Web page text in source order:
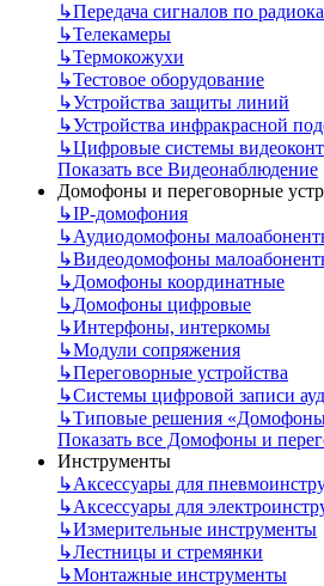
↳Передача сигналов по
↳Телекамеры
↳Термокожухи
↳Тестовое оборудование
↳Устройства защиты линий
↳Устройства инфракрасной
↳Цифровые системы
Показать все Видеонаблюдение
Домофоны и переговорные
↳IP-домофония
↳Аудиодомофоны
↳Видеодомофоны
↳Домофоны координатные
↳Домофоны цифровые
↳Интерфоны, интеркомы
↳Модули сопряжения
↳Переговорные устройства
↳Системы цифровой записи
↳Типовые решения
Показать все Домофоны и
Инструменты
↳Аксессуары для
↳Аксессуары для
↳Измерительные инструменты
↳Лестницы и стремянки
↳Монтажные инструменты